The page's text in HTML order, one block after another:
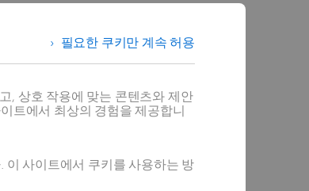
필요한 쿠키만 계속 허용
, 상호 작용에 맞는 콘텐츠와 제안
트에서 최상의 경험을 제공합니
이 사이트에서 쿠키를 사용하는 방